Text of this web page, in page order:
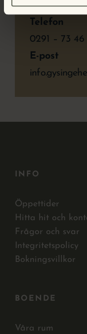
Telefon
0291 – 73
E-post
INFO
Öppettider
Hitta hit och
Frågor och svar
Integritetspolicy
Bokningsvillkor
BOENDE
Våra rum